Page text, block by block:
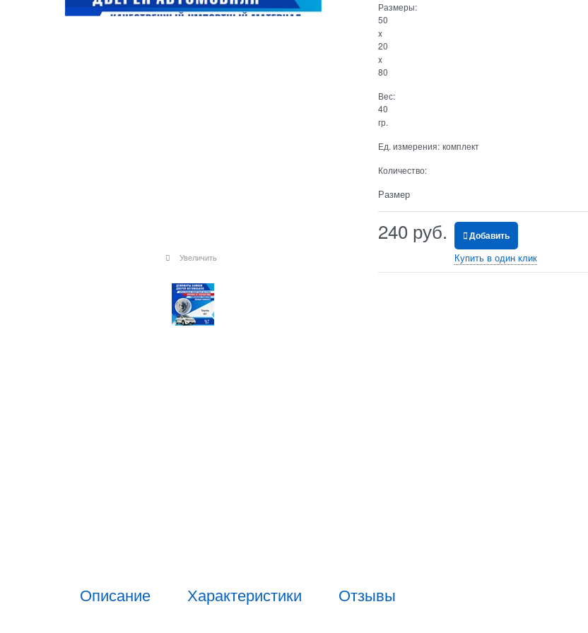
Увеличить
Размеры:
50
x
20
x
80
Вес:
40
гр.
Ед. измерения: комплект
Количество:
Размер
240 руб. Добавить
Купить в один клик
Описание Характеристики Отзывы